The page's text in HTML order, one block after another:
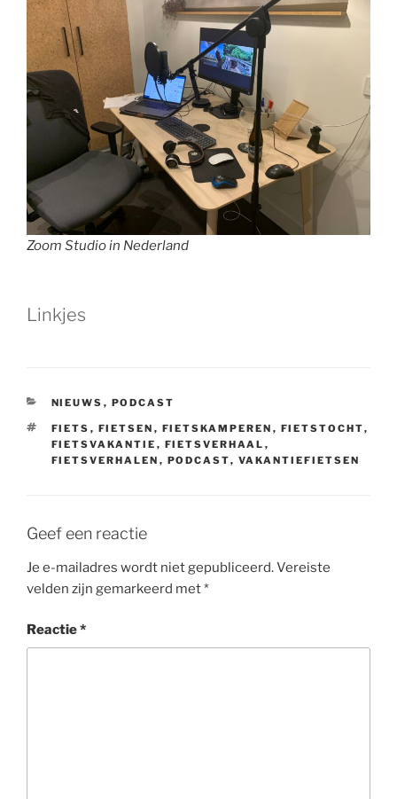
Zoom Studio in Nederland
Linkjes
CATEGORIEËN
NIEUWS , PODCAST
TAGS
FIETS , FIETSEN , FIETSKAMPEREN , FIETSTOCHT,
FIETSVAKANTIE , FIETSVERHAAL ,
FIETSVERHALEN , PODCAST, VAKANTIEFIETSEN
Geef een reactie
Je e-mailadres wordt niet gepubliceerd.Vereiste
velden zijn gemarkeerd met*
Reactie*